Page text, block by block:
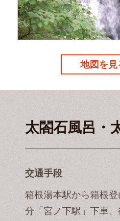
地図を見
太閤石風呂・
交通手段
箱根湯本駅から箱根
分「宮ノ下駅」下車